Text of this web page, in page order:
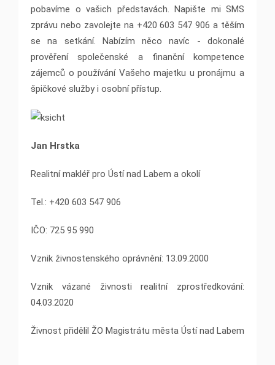
pobavíme o vašich představách. Napište mi SMS
zprávu nebo zavolejte na +420 603 547 906 a těším
se na setkání. Nabízím něco navíc - dokonalé
prověření společenské a finanční kompetence
zájemců o používání Vašeho majetku u pronájmu a
špičkové služby i osobní přístup.
Jan Hrstka
Realitní makléř pro Ústí nad Labem a okolí
Tel.: +420 603 547 906
IČO: 725 95 990
Vznik živnostenského oprávnění: 13.09.2000
Vznik vázané živnosti realitní zprostředkování:
04.03.2020
Živnost přidělil ŽO Magistrátu města Ústí nad Labem